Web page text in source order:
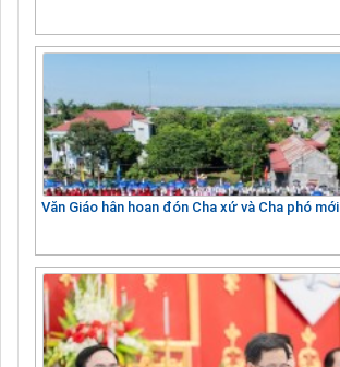
Văn Giáo hân hoan đón Cha xứ và Cha phó mới